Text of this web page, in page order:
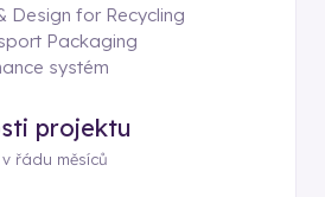
Design for Recycling
Packaging
systém
projektu
řádu měsíců